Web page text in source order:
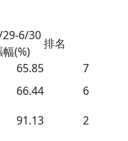
29-6/30
幅(%)
排名
65.85
7
66.44
6
91.13
2